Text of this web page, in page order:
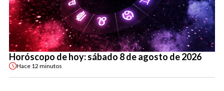
Horóscopo de hoy: sábado 8 de agosto de 2026
Hace 12 minutos